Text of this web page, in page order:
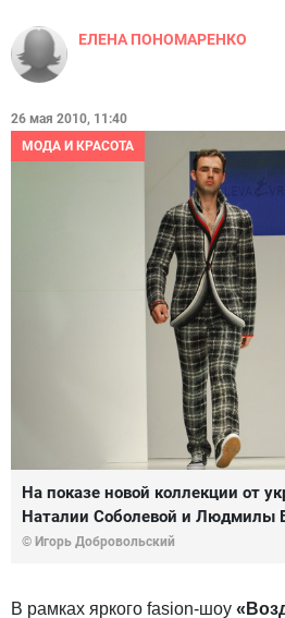
ЕЛЕНА ПОНОМАРЕНКО
26 мая 2010, 11:40
МОДА И КРАСОТА
На показе новой коллекции от
Наталии Соболевой и Людмилы
© Игорь Добровольский
В рамках яркого fasion-шоу